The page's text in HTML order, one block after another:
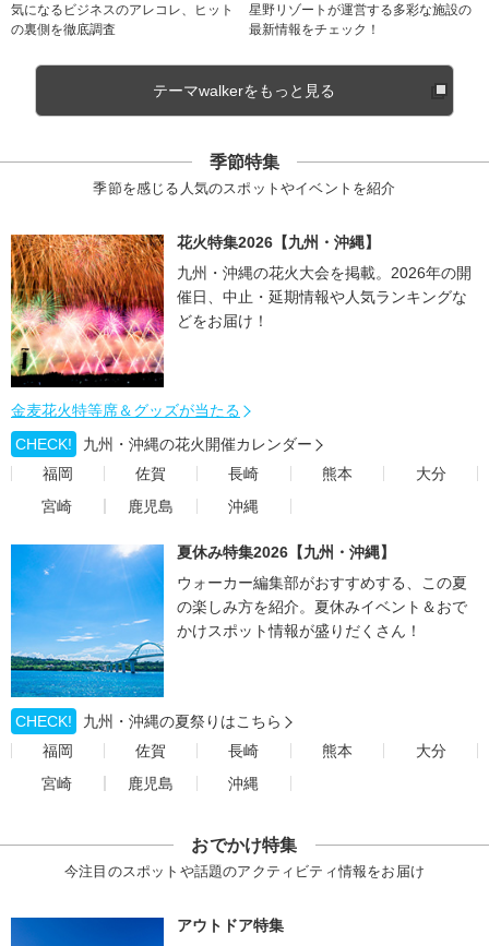
気になるビジネスのアレコレ、ヒット
の裏側を徹底調査
星野リゾートが運営する多彩な施設の
最新情報をチェック！
テーマwalkerをもっと見る
季節特集
季節を感じる人気のスポットやイベントを紹介
花火特集2026【九州・沖縄】
九州・沖縄の花火大会を掲載。2026年の開
催日、中止・延期情報や人気ランキングな
どをお届け！
金麦花火特等席＆グッズが当たる
CHECK!
九州・沖縄の花火開催カレンダー
福岡
佐賀 長崎 熊本
大分
宮崎
鹿児島 沖縄
夏休み特集2026【九州・沖縄】
ウォーカー編集部がおすすめする、この夏
の楽しみ方を紹介。夏休みイベント＆おで
かけスポット情報が盛りだくさん！
CHECK!
九州・沖縄の夏祭りはこちら
福岡
佐賀 長崎 熊本
大分
宮崎
鹿児島 沖縄
おでかけ特集
今注目のスポットや話題のアクティビティ情報をお届け
アウトドア特集